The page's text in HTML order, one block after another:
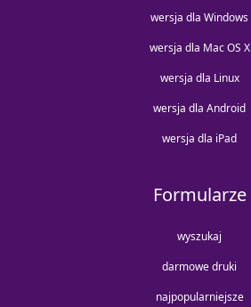
wersja dla Windows
wersja dla Mac OS X
wersja dla Linux
wersja dla Android
wersja dla iPad
Formularze
wyszukaj
darmowe druki
najpopularniejsze